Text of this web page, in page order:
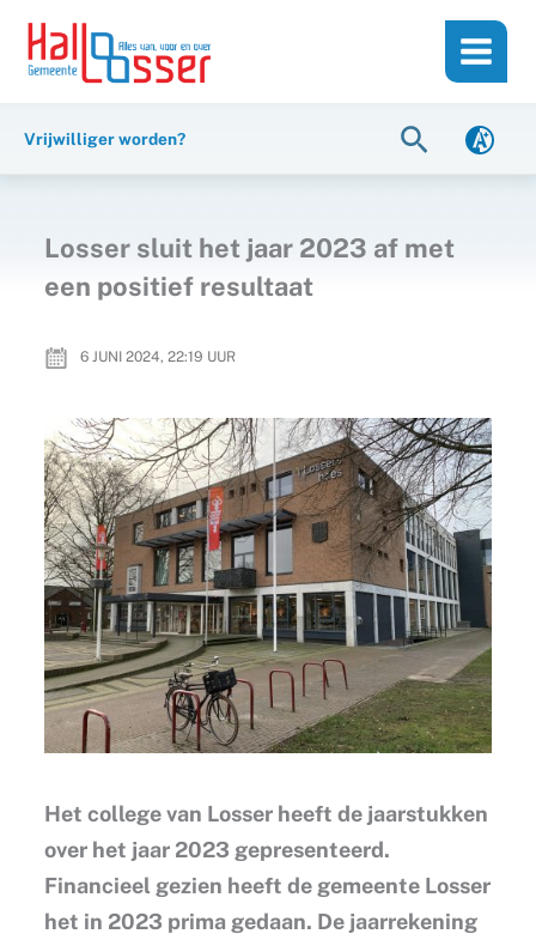
inhoud
naar
Vrijwilliger worden? Zoeken
Losser sluit het jaar 2023 af met
een positief resultaat
6 JUNI 2024, 22:19 UUR
Het college van Losser heeft de jaarstukken
over het jaar 2023 gepresenteerd.
Financieel gezien heeft de gemeente Losser
het in 2023 prima gedaan. De jaarrekening